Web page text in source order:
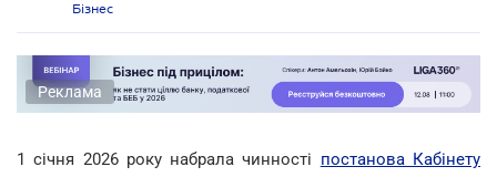
Бізнес
Реклама
1 січня 2026 року набрала чинності постанова Кабінету